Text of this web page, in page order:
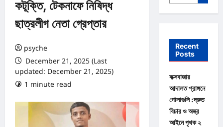
কটূক্তি, টেকনাফে নিষিদ্ধ
ছাত্রলীগ নেতা গ্রেপ্তার
psyche
December 21, 2025 (Last
updated: December 21, 2025)
1 minute read
Recent
Posts
কক্সবাজার
আদালত প্রাঙ্গনে
গোলাগুলি :দ্রুত
বিচার ও অস্ত্র
আইনে পৃথক ২